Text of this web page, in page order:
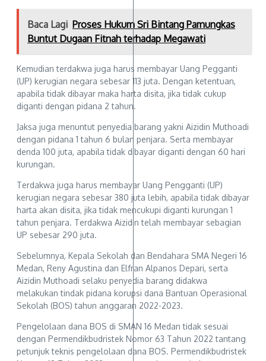
Baca Lagi Proses Hukum Sri Bintang Pamungkas
Buntut Dugaan Fitnah terhadap Megawati
Kemudian terdakwa juga harus membayar Uang Pegganti
(UP) kerugian negara sebesar 113 juta. Dengan ketentuan,
apabila tidak dibayar maka harta disita, jika tidak cukup
diganti dengan pidana 2 tahun.
Jaksa juga menuntut penyedia barang yakni Aizidin Muthoadi
dengan pidana 1 tahun 6 bulan penjara. Serta membayar
denda 100 juta, apabila tidak dibayar diganti dengan 60 hari
kurungan.
Terdakwa juga harus membayar Uang Pengganti (UP)
kerugian negara sebesar 380 juta lebih, apabila tidak dibayar
harta akan disita, jika tidak mencukupi diganti kurungan 1
tahun penjara. Terdakwa Aizidin telah membayar sebagian
UP sebesar 290 juta.
Sebelumnya, Kepala Sekolah dan Bendahara SMA Negeri 16
Medan, Reny Agustina dan Elfran Alpanos Depari, serta
Aizidin Muthoadi selaku penyedia barang didakwa
melakukan tindak pidana korupsi dana Bantuan Operasional
Sekolah (BOS) tahun anggaran 2022-2023.
Pengelolaan dana BOS di SMAN 16 Medan tidak sesuai
dengan Permendikbudristek Nomor 63 Tahun 2022 tantang
petunjuk teknis pengelolaan dana BOS. Permendikbudristek